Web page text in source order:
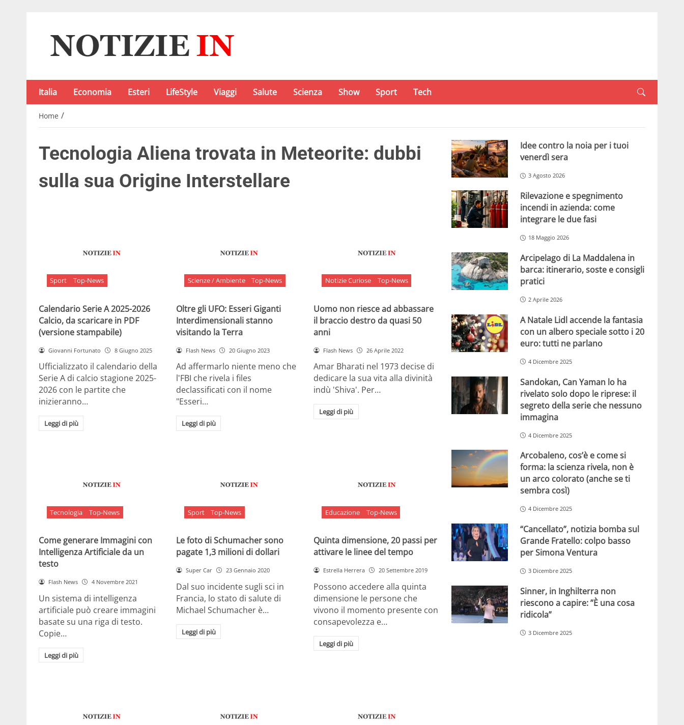
Italia Economia Esteri LifeStyle Viaggi Salute Scienza Show Sport Tech
Home /
Tecnologia Aliena trovata in Meteorite: dubbi
sulla sua Origine Interstellare
Sport Top-News
Calendario Serie A 2025-2026
Calcio, da scaricare in PDF
(versione stampabile)
Giovanni Fortunato 8 Giugno 2025
Ufficializzato il calendario della
Serie A di calcio stagione 2025-
2026 con le partite che
inizieranno…
Leggi di più
Scienze / Ambiente Top-News
Oltre gli UFO: Esseri Giganti
Interdimensionali stanno
visitando la Terra
Flash News 20 Giugno 2023
Ad affermarlo niente meno che
l'FBI che rivela i files
declassificati con il nome
"Esseri…
Leggi di più
Notizie Curiose Top-News
Uomo non riesce ad abbassare
il braccio destro da quasi 50
anni
Flash News 26 Aprile 2022
Amar Bharati nel 1973 decise di
dedicare la sua vita alla divinità
indù 'Shiva'. Per…
Leggi di più
Tecnologia Top-News
Come generare Immagini con
Intelligenza Artificiale da un
testo
Flash News 4 Novembre 2021
Un sistema di intelligenza
artificiale può creare immagini
basate su una riga di testo.
Copie…
Leggi di più
Sport Top-News
Le foto di Schumacher sono
pagate 1,3 milioni di dollari
Super Car 23 Gennaio 2020
Dal suo incidente sugli sci in
Francia, lo stato di salute di
Michael Schumacher è…
Leggi di più
Educazione Top-News
Quinta dimensione, 20 passi per
attivare le linee del tempo
Estrella Herrera 20 Settembre 2019
Possono accedere alla quinta
dimensione le persone che
vivono il momento presente con
consapevolezza e…
Leggi di più
Idee contro la noia per i tuoi
venerdì sera
3 Agosto 2026
Rilevazione e spegnimento
incendi in azienda: come
integrare le due fasi
18 Maggio 2026
Arcipelago di La Maddalena in
barca: itinerario, soste e consigli
pratici
2 Aprile 2026
A Natale Lidl accende la fantasia
con un albero speciale sotto i 20
euro: tutti ne parlano
4 Dicembre 2025
Sandokan, Can Yaman lo ha
rivelato solo dopo le riprese: il
segreto della serie che nessuno
immagina
4 Dicembre 2025
Arcobaleno, cos’è e come si
forma: la scienza rivela, non è
un arco colorato (anche se ti
sembra così)
4 Dicembre 2025
“Cancellato”, notizia bomba sul
Grande Fratello: colpo basso
per Simona Ventura
3 Dicembre 2025
Sinner, in Inghilterra non
riescono a capire: ”È una cosa
ridicola”
3 Dicembre 2025